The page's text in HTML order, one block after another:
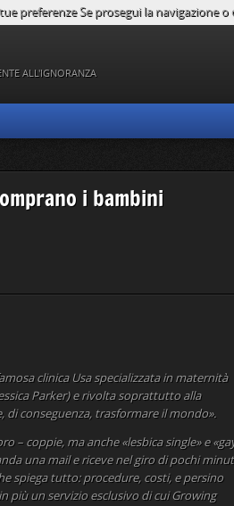
ALL'IGNORANZA
i bambini
clinica Usa specializzata in maternità
Parker) e rivolta soprattutto alla
di conseguenza, trasformare il mondo».
– coppie, ma anche «lesbica single» e
una mail e riceve nel giro di pochi
spiega tutto: procedure, costi, e persino
più un servizio esclusivo di cui Growing
preferenze Se prosegui la navigazione